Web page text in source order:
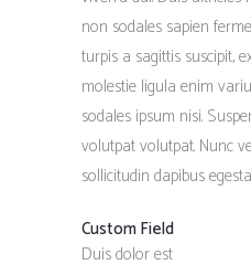
non sodales sapien
turpis a sagittis suscipit,
molestie ligula enim
sodales ipsum nisi.
volutpat volutpat. Nunc
sollicitudin dapibus
Custom Field
Duis dolor est